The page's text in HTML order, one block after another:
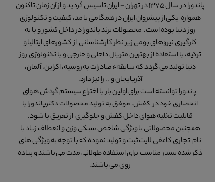
پاندورا در سال 1375 در تهران - ایران تاسیس گردید و از آن زمان تاکنون
همواره یکی از پیشروان ایران در همگامی با مد، کیفیت و تکنولوژی
روز دنیا بوده است. محصولات برند پاندورا در داخل کشور و با به
کارگیری نیروهای بومی زیر نظر کارشناسانی از کشورهای ایتالیا و
ترکیه، با استفاده از بهترین متریال داخلی و خارجی و با تکنولوژی روز
دنیا تولید می گردد که سابقهء صادرات به روسیه، اکراین، آلمان،
آذربایجان و... را نیز دارد.
پاندورا توانسته است برای اولین بار با اختراع سیستم گردش هوای
انحصاری خود در کفش، موفق به تولید محصولات دکترپاندورا با
قابلیت تخلیه هوای داخل کفش و جلوگیری از تعریق پا شود.
همچنین محصولاتی با ویژگی شاخص سبکی وزن و انعطاف زیاد با
نام تجاری کامفی لایت ثبت و تولید نموده که با توجه به ویژگی های
ذکر شده بسیار مناسب برای استفاده طولانی مدت می باشند و پیاده
روی می باشند.